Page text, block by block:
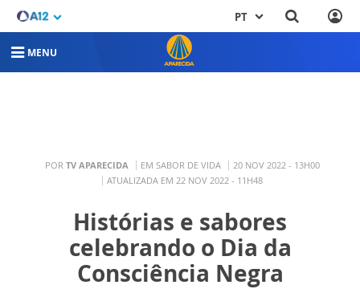
PT
MENU
POR TV APARECIDA EM SABOR DE VIDA
20 NOV 2022 - 13H00
ATUALIZADA EM 22 NOV 2022 - 11H48
Histórias e sabores
celebrando o Dia da
Consciência Negra